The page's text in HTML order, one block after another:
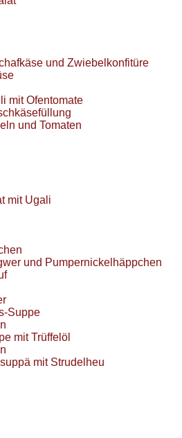
und Zwiebelkonfitüre
mit Ofentomate
und Tomaten
mit Ugali
und Pumpernickelhäppchen
Suppe
mit Trüffelöl
mit Strudelheu